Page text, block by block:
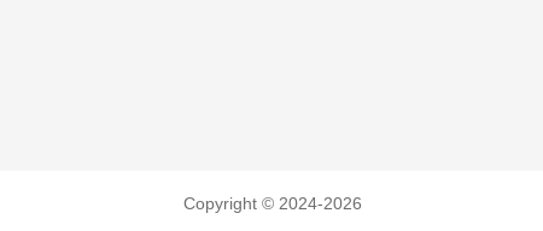
Copyright © 2024-2026